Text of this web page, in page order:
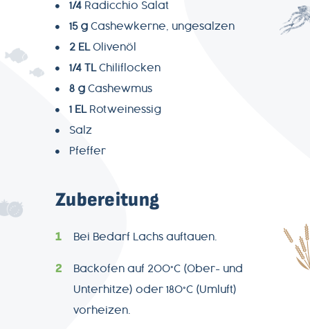
Zubereitung
Bei Bedarf Lachs auftauen.
Backofen auf 200°C (Ober- und
Unterhitze) oder 180°C (Umluft)
vorheizen.
1/4 Radicchio Salat
15 g Cashewkerne, ungesalzen
2 ELOlivenöl
1/4 TLChiliflocken
8 g Cashewmus
1 ELRotweinessig
Salz
Pfeffer